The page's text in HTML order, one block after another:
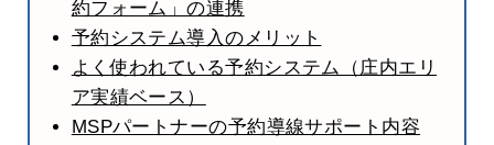
約フォーム」の連携
予約システム導入のメリット
よく使われている予約システム（庄内エリ
ア実績ベース）
MSPパートナーの予約導線サポート内容